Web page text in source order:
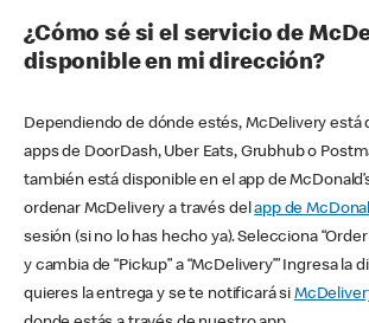
¿Cómo sé si el servicio de
disponible en mi dirección?
Dependiendo de dónde estés, McDelivery está
apps de DoorDash, Uber Eats, Grubhub o
también está disponible en el app de
ordenar McDelivery a través delapp de
sesión (si no lo has hecho ya). Selecciona
y cambia de “Pickup” a “McDelivery’” Ingresa la
quieres la entrega y se te notificará si